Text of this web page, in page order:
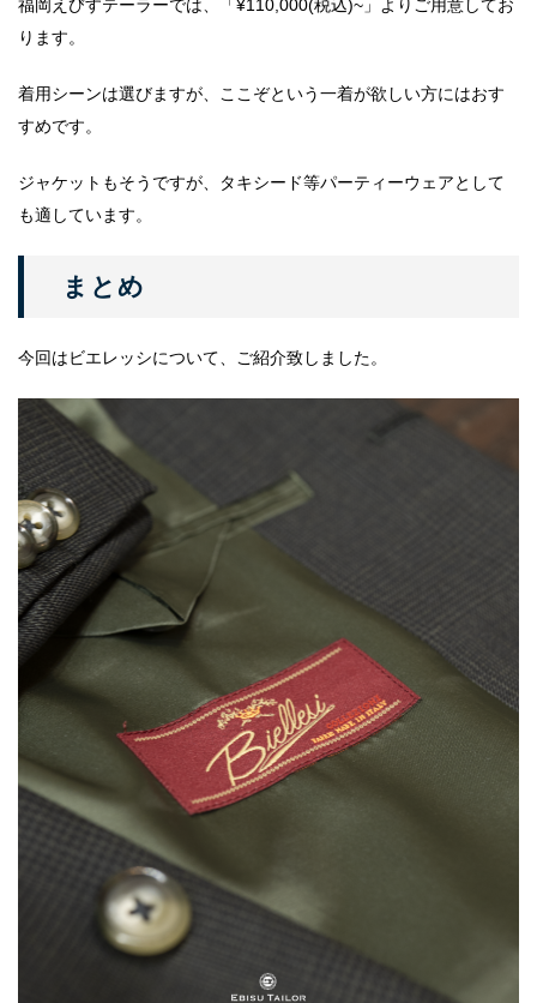
福岡えびすテーラーでは、「¥110,000(税込)~」よりご用意してお
ります。
着用シーンは選びますが、ここぞという一着が欲しい方にはおす
すめです。
ジャケットもそうですが、タキシード等パーティーウェアとして
も適しています。
まとめ
今回はビエレッシについて、ご紹介致しました。